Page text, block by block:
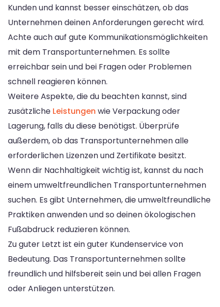
Kunden und kannst besser einschätzen, ob das
Unternehmen deinen Anforderungen gerecht wird.
Achte auch auf gute Kommunikationsmöglichkeiten
mit dem Transportunternehmen. Es sollte
erreichbar sein und bei Fragen oder Problemen
schnell reagieren können.
Weitere Aspekte, die du beachten kannst, sind
zusätzliche Leistungen wie Verpackung oder
Lagerung, falls du diese benötigst. Überprüfe
außerdem, ob das Transportunternehmen alle
erforderlichen Lizenzen und Zertifikate besitzt.
Wenn dir Nachhaltigkeit wichtig ist, kannst du nach
einem umweltfreundlichen Transportunternehmen
suchen. Es gibt Unternehmen, die umweltfreundliche
Praktiken anwenden und so deinen ökologischen
Fußabdruck reduzieren können.
Zu guter Letzt ist ein guter Kundenservice von
Bedeutung. Das Transportunternehmen sollte
freundlich und hilfsbereit sein und bei allen Fragen
oder Anliegen unterstützen.